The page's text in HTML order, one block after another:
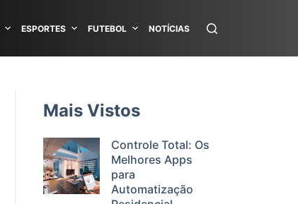
ESPORTES FUTEBOL NOTÍCIAS
Mais Vistos
Controle Total: Os
Melhores Apps
para
Automatização